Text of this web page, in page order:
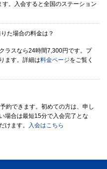
。入会すると全国のステーション
た場合の料金は？
ラスなら24時間7,300円です。プ
ます。詳細は料金ページをご覧く
約できます。初めての方は、申し
場合は最短15分で入会完了とな
けます。
入会はこちら